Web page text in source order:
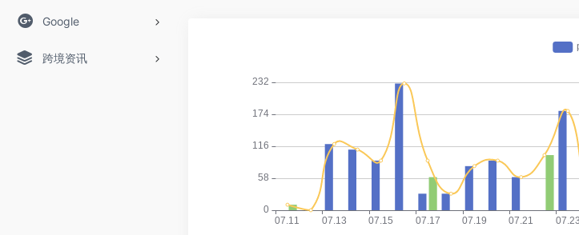
Google
跨境资讯